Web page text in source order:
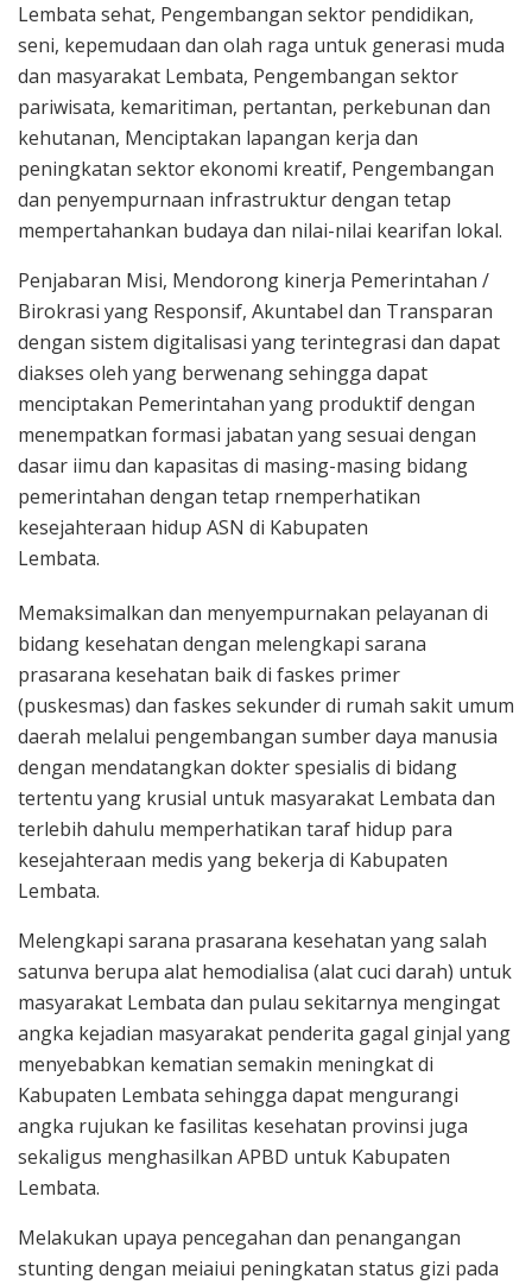
Lembata sehat, Pengembangan sektor pendidikan,
seni, kepemudaan dan olah raga untuk generasi muda
dan masyarakat Lembata, Pengembangan sektor
pariwisata, kemaritiman, pertantan, perkebunan dan
kehutanan, Menciptakan lapangan kerja dan
peningkatan sektor ekonomi kreatif, Pengembangan
dan penyempurnaan infrastruktur dengan tetap
mempertahankan budaya dan nilai-nilai kearifan lokal.
Penjabaran Misi, Mendorong kinerja Pemerintahan /
Birokrasi yang Responsif, Akuntabel dan Transparan
dengan sistem digitalisasi yang terintegrasi dan dapat
diakses oleh yang berwenang sehingga dapat
menciptakan Pemerintahan yang produktif dengan
menempatkan formasi jabatan yang sesuai dengan
dasar iimu dan kapasitas di masing-masing bidang
pemerintahan dengan tetap rnemperhatikan
kesejahteraan hidup ASN di Kabupaten
Lembata.
Memaksimalkan dan menyempurnakan pelayanan di
bidang kesehatan dengan melengkapi sarana
prasarana kesehatan baik di faskes primer
(puskesmas) dan faskes sekunder di rumah sakit umum
daerah melalui pengembangan sumber daya manusia
dengan mendatangkan dokter spesialis di bidang
tertentu yang krusial untuk masyarakat Lembata dan
terlebih dahulu memperhatikan taraf hidup para
kesejahteraan medis yang bekerja di Kabupaten
Lembata.
Melengkapi sarana prasarana kesehatan yang salah
satunva berupa alat hemodialisa (alat cuci darah) untuk
masyarakat Lembata dan pulau sekitarnya mengingat
angka kejadian masyarakat penderita gagal ginjal yang
menyebabkan kematian semakin meningkat di
Kabupaten Lembata sehingga dapat mengurangi
angka rujukan ke fasilitas kesehatan provinsi juga
sekaligus menghasilkan APBD untuk Kabupaten
Lembata.
Melakukan upaya pencegahan dan penangangan
stunting dengan meiaiui peningkatan status gizi pada